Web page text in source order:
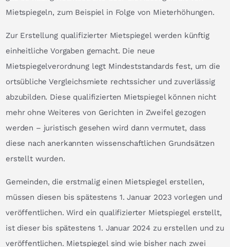
Mietspiegeln, zum Beispiel in Folge von Mieterhöhungen.
Zur Erstellung qualifizierter Mietspiegel werden künftig
einheitliche Vorgaben gemacht. Die neue
Mietspiegelverordnung legt Mindeststandards fest, um die
ortsübliche Vergleichsmiete rechtssicher und zuverlässig
abzubilden. Diese qualifizierten Mietspiegel können nicht
mehr ohne Weiteres von Gerichten in Zweifel gezogen
werden – juristisch gesehen wird dann vermutet, dass
diese nach anerkannten wissenschaftlichen Grundsätzen
erstellt wurden.
Gemeinden, die erstmalig einen Mietspiegel erstellen,
müssen diesen bis spätestens 1. Januar 2023 vorlegen und
veröffentlichen. Wird ein qualifizierter Mietspiegel erstellt,
ist dieser bis spätestens 1. Januar 2024 zu erstellen und zu
veröffentlichen. Mietspiegel sind wie bisher nach zwei